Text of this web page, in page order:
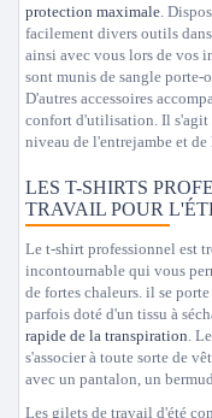
protection maximale.
facilement divers outils
ainsi avec vous lors de vos
sont munis de sangle
D'autres accessoires
confort d'utilisation. Il s'agit
niveau de l'entrejambe et
LES T-SHIRTS
TRAVAIL POUR
Le t-shirt professionnel est
incontournable qui vous
de fortes chaleurs. il se
parfois doté d'un tissu à
rapide de la transpiration.
s'associer à toute sorte de
avec un pantalon, un
Les gilets de travail d'été